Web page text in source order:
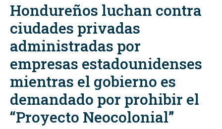
Hondureños luchan contra
ciudades privadas
administradas por
empresas estadounidenses
mientras el gobierno es
demandado por prohibir el
“Proyecto Neocolonial”